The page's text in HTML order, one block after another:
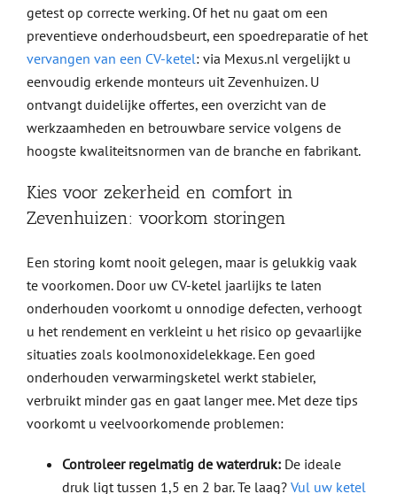
getest op correcte werking. Of het nu gaat om een
preventieve onderhoudsbeurt, een spoedreparatie of het
vervangen van een CV-ketel: via Mexus.nl vergelijkt u
eenvoudig erkende monteurs uit Zevenhuizen. U
ontvangt duidelijke offertes, een overzicht van de
werkzaamheden en betrouwbare service volgens de
hoogste kwaliteitsnormen van de branche en fabrikant.
Kies voor zekerheid en comfort in
Zevenhuizen: voorkom storingen
Een storing komt nooit gelegen, maar is gelukkig vaak
te voorkomen. Door uw CV-ketel jaarlijks te laten
onderhouden voorkomt u onnodige defecten, verhoogt
u het rendement en verkleint u het risico op gevaarlijke
situaties zoals koolmonoxidelekkage. Een goed
onderhouden verwarmingsketel werkt stabieler,
verbruikt minder gas en gaat langer mee. Met deze tips
voorkomt u veelvoorkomende problemen:
Controleer regelmatig de waterdruk:De ideale
druk ligt tussen 1,5 en 2 bar. Te laag? Vul uw ketel